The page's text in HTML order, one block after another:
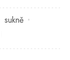
sukně